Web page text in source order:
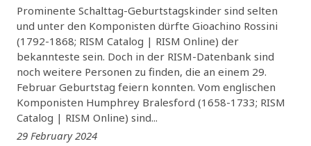
Prominente Schalttag-Geburtstagskinder sind selten
und unter den Komponisten dürfte Gioachino Rossini
(1792-1868; RISM Catalog | RISM Online) der
bekannteste sein. Doch in der RISM-Datenbank sind
noch weitere Personen zu finden, die an einem 29.
Februar Geburtstag feiern konnten. Vom englischen
Komponisten Humphrey Bralesford (1658-1733; RISM
Catalog | RISM Online) sind...
29 February 2024